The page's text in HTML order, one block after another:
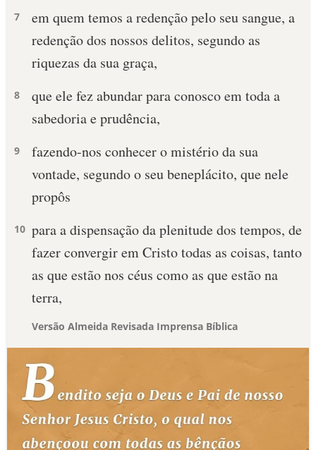
7
em quem temos a redenção pelo seu sangue, a
redenção dos nossos delitos, segundo as
riquezas da sua graça,
8
que ele fez abundar para conosco em toda a
sabedoria e prudência,
9
fazendo-nos conhecer o mistério da sua
vontade, segundo o seu beneplácito, que nele
propôs
10 para a dispensação da plenitude dos tempos, de
fazer convergir em Cristo todas as coisas, tanto
as que estão nos céus como as que estão na
terra,
Versão Almeida Revisada Imprensa Bíblica